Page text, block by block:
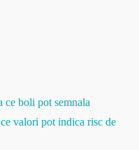
ce boli pot semnala
valori pot indica risc de